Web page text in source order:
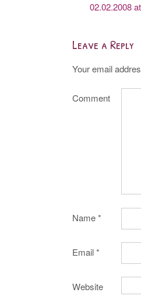
02.02.2008
Leave a Reply
Your email
Comment
Name*
Email*
Website